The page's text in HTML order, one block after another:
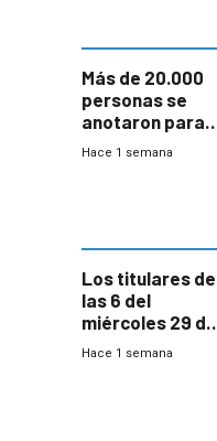
Más de 20.000
personas se
anotaron para
las pruebas
Hace 1 semana
Los titulares de
las 6 del
miércoles 29 de
julio de 2026
Hace 1 semana